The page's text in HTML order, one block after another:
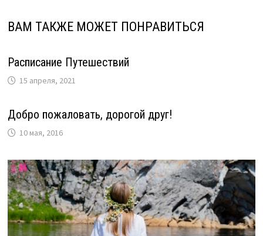
ВАМ ТАКЖЕ МОЖЕТ ПОНРАВИТЬСЯ
Расписание Путешествий
15 апреля, 2021
Добро пожаловать, дорогой друг!
10 мая, 2016